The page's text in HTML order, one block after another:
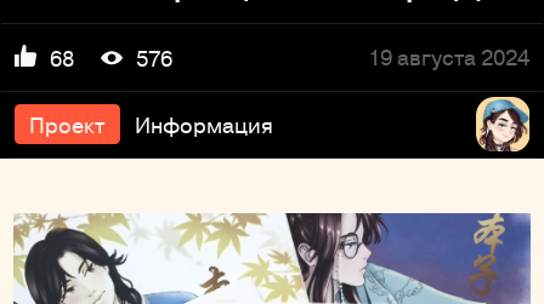
68 576 19 августа 2024
Проект Информация